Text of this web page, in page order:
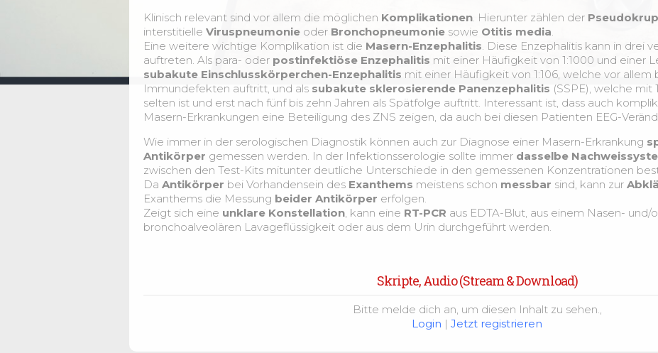
Klinisch relevant sind vor allem die möglichen Komplikationen. Hierunter zählen der
interstitielle Viruspneumonie oder Bronchopneumonie sowie Otitis media.
Eine weitere wichtige Komplikation ist die Masern-Enzephalitis. Diese Enzephalitis kann in drei
auftreten. Als para- oder postinfektiöse Enzephalitis mit einer Häufigkeit von 1:1000 und einer
subakute Einschlusskörperchen-Enzephalitis mit einer Häufigkeit von 1:106, welche vor allem
Immundefekten auftritt, und als subakute sklerosierende Panenzephalitis (SSPE), welche mit
selten ist und erst nach fünf bis zehn Jahren als Spätfolge auftritt. Interessant ist, dass auch
Masern-Erkrankungen eine Beteiligung des ZNS zeigen, da auch bei diesen Patienten EEG-
Wie immer in der serologischen Diagnostik können auch zur Diagnose einer Masern-Erkrankung
Antikörper gemessen werden. In der Infektionsserologie sollte immer dasselbe
zwischen den Test-Kits mitunter deutliche Unterschiede in den gemessenen Konzentrationen
Da Antikörper bei Vorhandensein des Exanthems meistens schon messbar sind, kann zur
Exanthems die Messung beider Antikörper erfolgen.
Zeigt sich eine unklare Konstellation, kann eine RT-PCR aus EDTA-Blut, aus einem Nasen-
bronchoalveolären Lavageflüssigkeit oder aus dem Urin durchgeführt werden.
Skripte, Audio (Stream & Download)
Bitte melde dich an, um diesen Inhalt zu sehen.,
Login | Jetzt registrieren